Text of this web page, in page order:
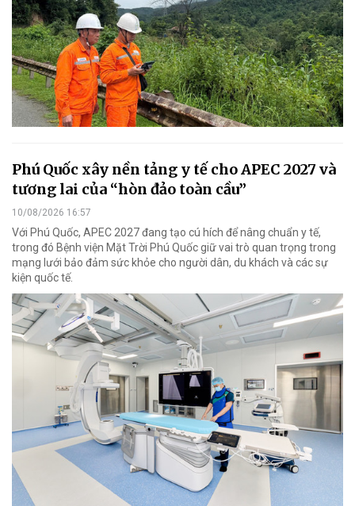
Phú Quốc xây nền tảng y tế cho APEC 2027 và
tương lai của “hòn đảo toàn cầu”
10/08/2026 16:57
Với Phú Quốc, APEC 2027 đang tạo cú hích để nâng chuẩn y tế,
trong đó Bệnh viện Mặt Trời Phú Quốc giữ vai trò quan trọng trong
mạng lưới bảo đảm sức khỏe cho người dân, du khách và các sự
kiện quốc tế.